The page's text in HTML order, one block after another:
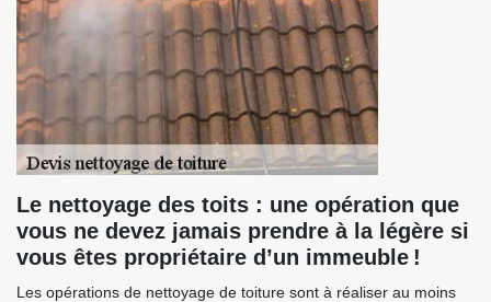
Le nettoyage des toits : une opération que
vous ne devez jamais prendre à la légère si
vous êtes propriétaire d’un immeuble !
Les opérations de nettoyage de toiture sont à réaliser au moins